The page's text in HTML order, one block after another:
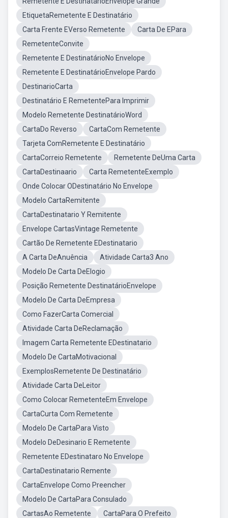
EtiquetaRemetente E Destinatário
Carta Frente EVerso Remetente
Carta De EPara
RemetenteConvite
Remetente E DestinatárioNo Envelope
Remetente E DestinatárioEnvelope Pardo
DestinarioCarta
Destinatário E RemetentePara Imprimir
Modelo Remetente DestinatárioWord
CartaDo Reverso
CartaCom Remetente
Tarjeta ComRemetente E Destinatário
CartaCorreio Remetente
Remetente DeUma Carta
CartaDestinaario
Carta RemetenteExemplo
Onde Colocar ODestinatário No Envelope
Modelo CartaRemitente
CartaDestinatario Y Remitente
Envelope CartasVintage Remetente
Cartão De Remetente EDestinatario
A Carta DeAnuência
Atividade Carta3 Ano
Modelo De Carta DeElogio
Posição Remetente DestinatárioEnvelope
Modelo De Carta DeEmpresa
Como FazerCarta Comercial
Atividade Carta DeReclamação
Imagem Carta Remetente EDestinatario
Modelo De CartaMotivacional
ExemplosRemetente De Destinatário
Atividade Carta DeLeitor
Como Colocar RemetenteEm Envelope
CartaCurta Com Remetente
Modelo De CartaPara Visto
Modelo DeDesinario E Remetente
Remetente EDestinataro No Envelope
CartaDestinatario Remente
CartaEnvelope Como Preencher
Modelo De CartaPara Consulado
CartasAo Remetente
CartaPara O Prefeito